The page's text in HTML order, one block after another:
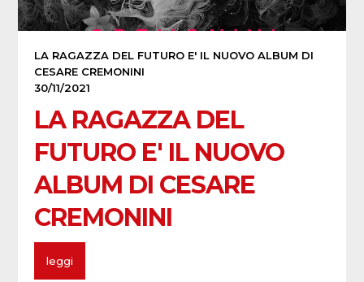
LA RAGAZZA DEL FUTURO E' IL NUOVO ALBUM DI
CESARE CREMONINI
30/11/2021
LA RAGAZZA DEL
FUTURO E' IL NUOVO
ALBUM DI CESARE
CREMONINI
leggi